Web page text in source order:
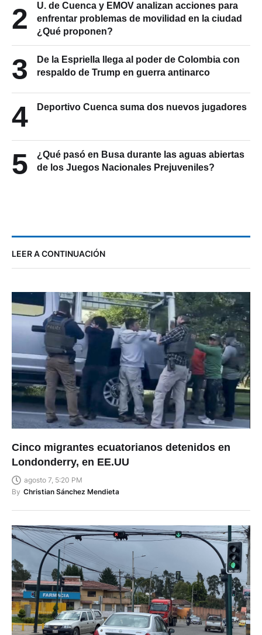
2
U. de Cuenca y EMOV analizan acciones para
enfrentar problemas de movilidad en la ciudad
¿Qué proponen?
3
De la Espriella llega al poder de Colombia con
respaldo de Trump en guerra antinarco
4 Deportivo Cuenca suma dos nuevos jugadores
5
¿Qué pasó en Busa durante las aguas abiertas
de los Juegos Nacionales Prejuveniles?
LEER A CONTINUACIÓN
Cinco migrantes ecuatorianos detenidos en
Londonderry, en EE.UU
agosto 7, 5:20 PM
By Christian Sánchez Mendieta